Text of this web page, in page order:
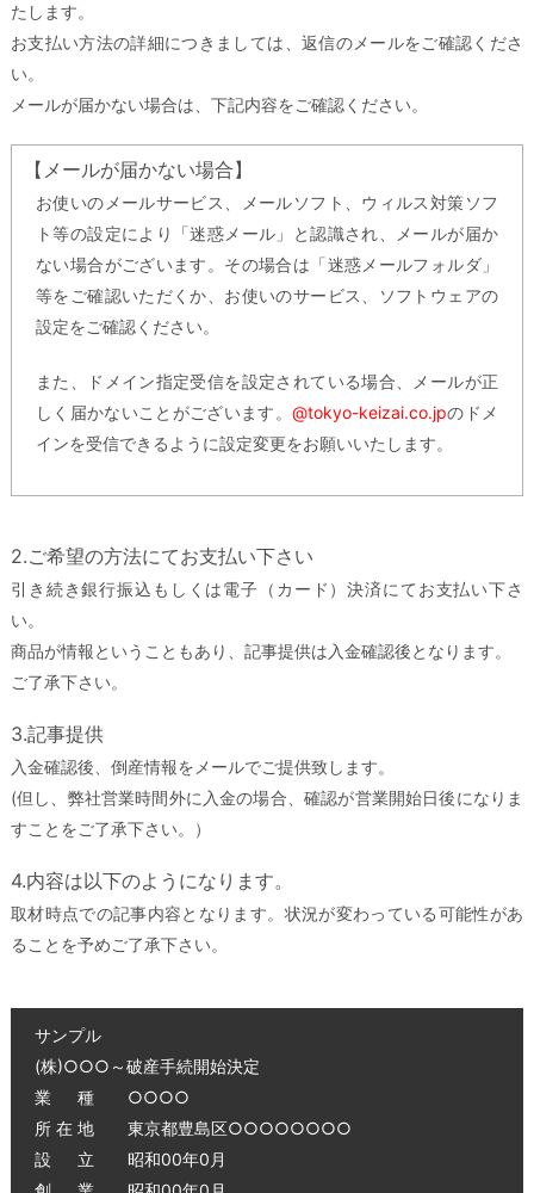
たします。
お支払い方法の詳細につきましては、返信のメールをご確認くださ
い。
メールが届かない場合は、下記内容をご確認ください。
【メールが届かない場合】
お使いのメールサービス、メールソフト、ウィルス対策ソフ
ト等の設定により「迷惑メール」と認識され、メールが届か
ない場合がございます。その場合は「迷惑メールフォルダ」
等をご確認いただくか、お使いのサービス、ソフトウェアの
設定をご確認ください。
また、ドメイン指定受信を設定されている場合、メールが正
しく届かないことがございます。@tokyo-keizai.co.jpのドメ
インを受信できるように設定変更をお願いいたします。
2.ご希望の方法にてお支払い下さい
引き続き銀行振込もしくは電子（カード）決済にてお支払い下さ
い。
商品が情報ということもあり、記事提供は入金確認後となります。
ご了承下さい。
3.記事提供
入金確認後、倒産情報をメールでご提供致します。
(但し、弊社営業時間外に入金の場合、確認が営業開始日後になりま
すことをご了承下さい。）
4.内容は以下のようになります。
取材時点での記事内容となります。状況が変わっている可能性があ
ることを予めご了承下さい。
サンプル
(株)○○○～破産手続開始決定
業 種 ○○○○
所 在 地 東京都豊島区○○○○○○○○
設 立 昭和00年0月